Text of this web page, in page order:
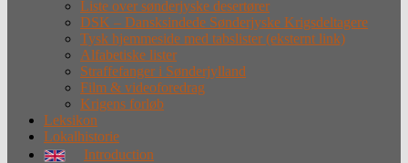
Liste over sønderjyske desertører
DSK – Dansksindede Sønderjyske Krigsdeltagere
Tysk hjemmeside med tabslister (eksternt link)
Alfabetiske lister
Straffefanger i Sønderjylland
Film & videoforedrag
Krigens forløb
Leksikon
Lokalhistorie
Introduction